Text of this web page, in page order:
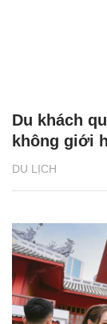
DU LỊCH
Du khách
không giới